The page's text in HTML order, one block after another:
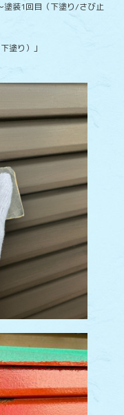
塗装1回目（下塗り/さび止
塗り）」